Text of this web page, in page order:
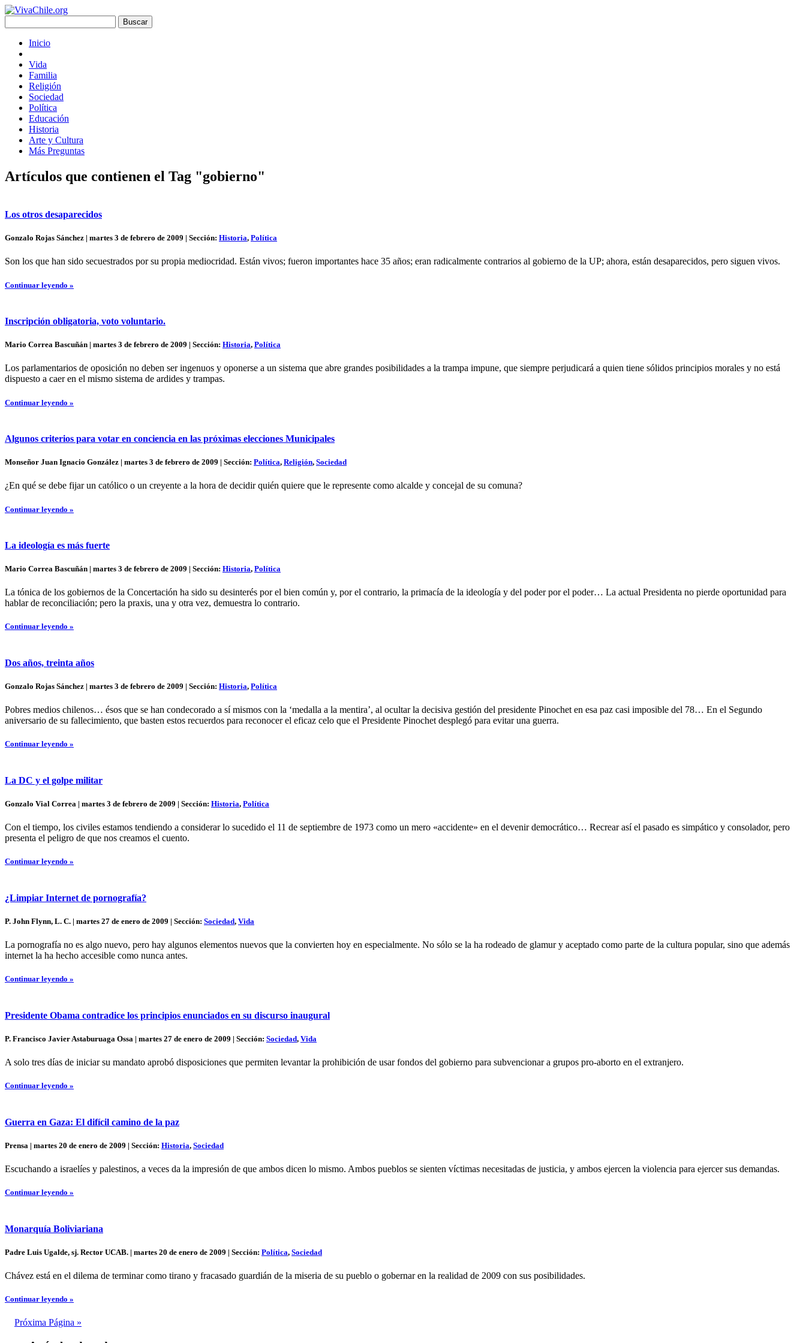
Inicio
Vida
Familia
Religión
Sociedad
Política
Educación
Historia
Arte y Cultura
Más Preguntas
Artículos que contienen el Tag "gobierno"
Los otros desaparecidos
Gonzalo Rojas Sánchez | martes 3 de febrero de 2009 | Sección: Historia, Política
Son los que han sido secuestrados por su propia mediocridad. Están vivos; fueron importantes hace 35 años; eran radicalmente contrarios al gobierno de la UP; ahora, están desaparecidos, pero siguen vivos.
Continuar leyendo »
Inscripción obligatoria, voto voluntario.
Mario Correa Bascuñán | martes 3 de febrero de 2009 | Sección: Historia, Política
Los parlamentarios de oposición no deben ser ingenuos y oponerse a un sistema que abre grandes posibilidades a la trampa impune, que siempre perjudicará a quien tiene sólidos principios morales y no está
dispuesto a caer en el mismo sistema de ardides y trampas.
Continuar leyendo »
Algunos criterios para votar en conciencia en las próximas elecciones Municipales
Monseñor Juan Ignacio González | martes 3 de febrero de 2009 | Sección: Política, Religión, Sociedad
¿En qué se debe fijar un católico o un creyente a la hora de decidir quién quiere que le represente como alcalde y concejal de su comuna?
Continuar leyendo »
La ideología es más fuerte
Mario Correa Bascuñán | martes 3 de febrero de 2009 | Sección: Historia, Política
La tónica de los gobiernos de la Concertación ha sido su desinterés por el bien común y, por el contrario, la primacía de la ideología y del poder por el poder… La actual Presidenta no pierde oportunidad para
hablar de reconciliación; pero la praxis, una y otra vez, demuestra lo contrario.
Continuar leyendo »
Dos años, treinta años
Gonzalo Rojas Sánchez | martes 3 de febrero de 2009 | Sección: Historia, Política
Pobres medios chilenos… ésos que se han condecorado a sí mismos con la ‘medalla a la mentira’, al ocultar la decisiva gestión del presidente Pinochet en esa paz casi imposible del 78… En el Segundo
aniversario de su fallecimiento, que basten estos recuerdos para reconocer el eficaz celo que el Presidente Pinochet desplegó para evitar una guerra.
Continuar leyendo »
La DC y el golpe militar
Gonzalo Vial Correa | martes 3 de febrero de 2009 | Sección: Historia, Política
Con el tiempo, los civiles estamos tendiendo a considerar lo sucedido el 11 de septiembre de 1973 como un mero «accidente» en el devenir democrático… Recrear así el pasado es simpático y consolador, pero
presenta el peligro de que nos creamos el cuento.
Continuar leyendo »
¿Limpiar Internet de pornografía?
P. John Flynn, L. C. | martes 27 de enero de 2009 | Sección: Sociedad, Vida
La pornografía no es algo nuevo, pero hay algunos elementos nuevos que la convierten hoy en especialmente. No sólo se la ha rodeado de glamur y aceptado como parte de la cultura popular, sino que además
internet la ha hecho accesible como nunca antes.
Continuar leyendo »
Presidente Obama contradice los principios enunciados en su discurso inaugural
P. Francisco Javier Astaburuaga Ossa | martes 27 de enero de 2009 | Sección: Sociedad, Vida
A solo tres días de iniciar su mandato aprobó disposiciones que permiten levantar la prohibición de usar fondos del gobierno para subvencionar a grupos pro-aborto en el extranjero.
Continuar leyendo »
Guerra en Gaza: El difícil camino de la paz
Prensa | martes 20 de enero de 2009 | Sección: Historia, Sociedad
Escuchando a israelíes y palestinos, a veces da la impresión de que ambos dicen lo mismo. Ambos pueblos se sienten víctimas necesitadas de justicia, y ambos ejercen la violencia para ejercer sus demandas.
Continuar leyendo »
Monarquía Boliviariana
Padre Luis Ugalde, sj. Rector UCAB. | martes 20 de enero de 2009 | Sección: Política, Sociedad
Chávez está en el dilema de terminar como tirano y fracasado guardián de la miseria de su pueblo o gobernar en la realidad de 2009 con sus posibilidades.
Continuar leyendo »
Próxima Página »